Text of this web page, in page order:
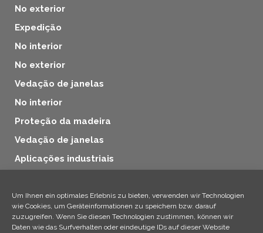
Um Ihnen ein optimales Erlebnis zu bieten, verwenden wir Technologien
wie Cookies, um Geräteinformationen zu speichern bzw. darauf
zuzugreifen. Wenn Sie diesen Technologien zustimmen, können wir
Daten wie das Surfverhalten oder eindeutige IDs auf dieser Website
No exterior
Expedição
No interior
No exterior
Vedação de janelas
No interior
Proteção da madeira
Vedação de janelas
Aplicações industriais
Produtos adicionais
Aplicações industriais